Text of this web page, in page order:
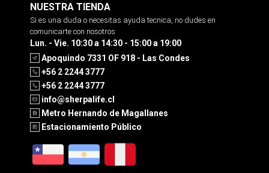
NUESTRA TIENDA
Si es una duda o necesitas ayuda tecnica, no dudes en
comunicarte con nosotros
Lun. - Vie. 10:30 a 14:30 - 15:00 a 19:00
Apoquindo 7331 OF 918 - Las Condes
+56 2 2244 3777
+56 2 2244 3777
info@sherpalife.cl
Metro Hernando de Magallanes
Estacionamiento Público